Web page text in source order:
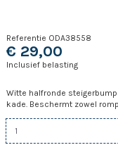
Referentie ODA38558
€ 29,00
Inclusief belasting
Witte halfronde
kade. Beschermt zowel